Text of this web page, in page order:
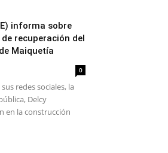
informa sobre
recuperación del
Maiquetía
0
redes sociales, la
Delcy
en la construcción